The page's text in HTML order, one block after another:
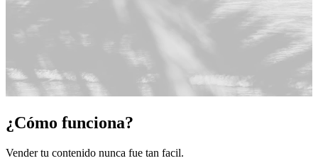
¿Cómo funciona?
Vender tu contenido nunca fue tan facil.